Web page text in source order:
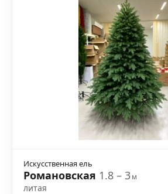
Искусственная ель
Романовская 1.8 – 3м
литая